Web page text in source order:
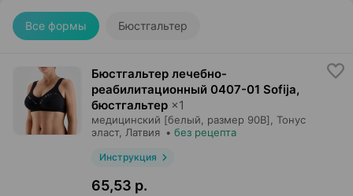
Все формы Бюстгальтер
Бюстгальтер лечебно-
реабилитационный 0407-01 Sofija,
бюстгальтер ×1
медицинский [белый, размер 90B],
Тонус
эласт, Латвия • без рецепта
Инструкция
65,53 р.